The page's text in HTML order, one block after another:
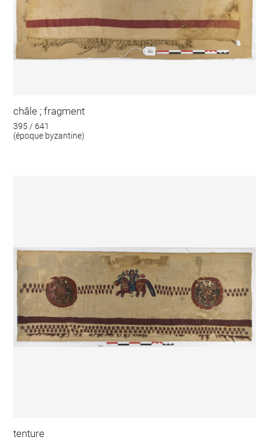
châle ; fragment
395 / 641
(époque byzantine)
tenture